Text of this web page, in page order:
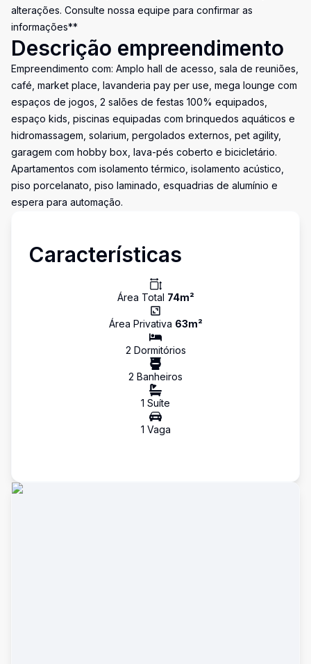
alterações. Consulte nossa equipe para confirmar as
informações**
Descrição empreendimento
Empreendimento com: Amplo hall de acesso, sala de reuniões,
café, market place, lavanderia pay per use, mega lounge com
espaços de jogos, 2 salões de festas 100% equipados,
espaço kids, piscinas equipadas com brinquedos aquáticos e
hidromassagem, solarium, pergolados externos, pet agility,
garagem com hobby box, lava-pés coberto e bicicletário.
Apartamentos com isolamento térmico, isolamento acústico,
piso porcelanato, piso laminado, esquadrias de alumínio e
espera para automação.
Características
Área Total 74m²
Área Privativa 63m²
2 Dormitórios
2 Banheiros
1 Suíte
1 Vaga